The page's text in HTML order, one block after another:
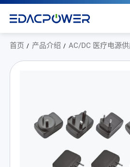
首页 产品介绍 AC/DC 医疗电源
AC/DC 电源适配器
AC/DC 医疗电源供应器